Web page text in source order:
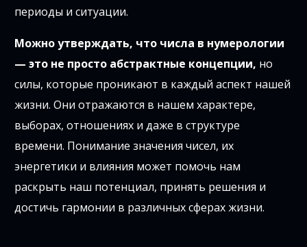
периоды и ситуации.
Можно утверждать, что числа в нумерологии
— это не просто абстрактные концепции, но
силы, которые проникают в каждый аспект нашей
жизни. Они отражаются в нашем характере,
выборах, отношениях и даже в структуре
времени. Понимание значения чисел, их
энергетики и влияния может помочь нам
раскрыть наш потенциал, принять решения и
достичь гармонии в различных сферах жизни.